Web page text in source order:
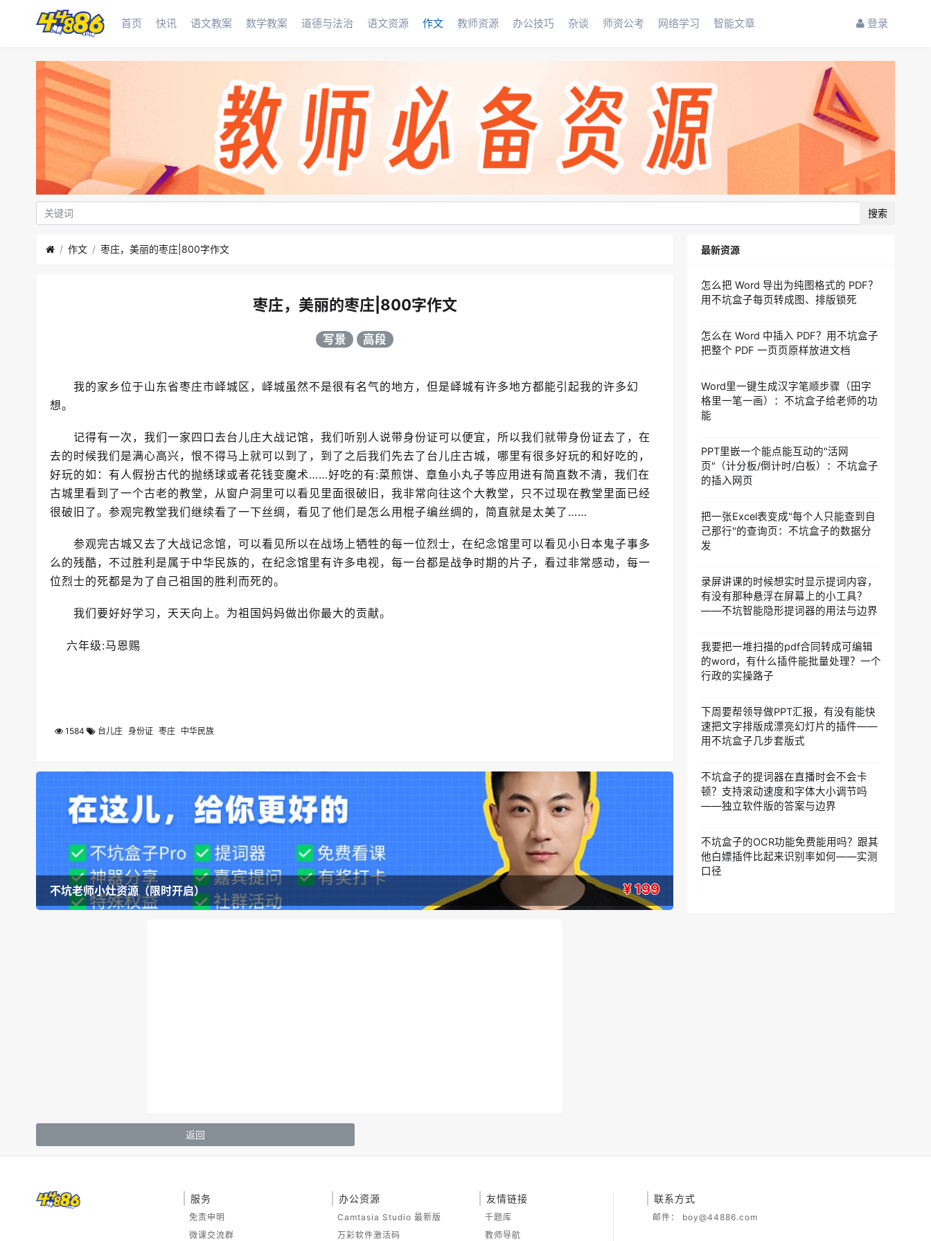
首页 快讯 语文教案 数学教案 道德与法治 语文资源 作文 教师资源 办公技巧 杂谈 师资公考 网络学习 智能文章 登录
搜索
作文 枣庄，美丽的枣庄|800字作文
枣庄，美丽的枣庄|800字作文
写景 高段
我的家乡位于山东省枣庄市峄城区，峄城虽然不是很有名气的地方，但是峄城有许多地方都能引起我的许多幻
想。
记得有一次，我们一家四口去台儿庄大战记馆，我们听别人说带身份证可以便宜，所以我们就带身份证去了，在
去的时候我们是满心高兴，恨不得马上就可以到了，到了之后我们先去了台儿庄古城，哪里有很多好玩的和好吃的，
好玩的如：有人假扮古代的抛绣球或者花钱变魔术……好吃的有:菜煎饼、章鱼小丸子等应用进有简直数不清，我们在
古城里看到了一个古老的教堂，从窗户洞里可以看见里面很破旧，我非常向往这个大教堂，只不过现在教堂里面已经
很破旧了。参观完教堂我们继续看了一下丝绸，看见了他们是怎么用棍子编丝绸的，简直就是太美了……
参观完古城又去了大战记念馆，可以看见所以在战场上牺牲的每一位烈士，在纪念馆里可以看见小日本鬼子事多
么的残酷，不过胜利是属于中华民族的，在纪念馆里有许多电视，每一台都是战争时期的片子，看过非常感动，每一
位烈士的死都是为了自己祖国的胜利而死的。
我们要好好学习，天天向上。为祖国妈妈做出你最大的贡献。
六年级:马恩赐
1584 台儿庄 身份证 枣庄 中华民族
不坑老师小灶资源（限时开启） ¥ 199
返回
最新资源
怎么把 Word 导出为纯图格式的 PDF？
用不坑盒子每页转成图、排版锁死
怎么在 Word 中插入 PDF？用不坑盒子
把整个 PDF 一页页原样放进文档
Word里一键生成汉字笔顺步骤（田字
格里一笔一画）：不坑盒子给老师的功
能
PPT里嵌一个能点能互动的"活网
页"（计分板/倒计时/白板）：不坑盒子
的插入网页
把一张Excel表变成"每个人只能查到自
己那行"的查询页：不坑盒子的数据分
发
录屏讲课的时候想实时显示提词内容，
有没有那种悬浮在屏幕上的小工具？
——不坑智能隐形提词器的用法与边界
我要把一堆扫描的pdf合同转成可编辑
的word，有什么插件能批量处理？一个
行政的实操路子
下周要帮领导做PPT汇报，有没有能快
速把文字排版成漂亮幻灯片的插件——
用不坑盒子几步套版式
不坑盒子的提词器在直播时会不会卡
顿？支持滚动速度和字体大小调节吗
——独立软件版的答案与边界
不坑盒子的OCR功能免费能用吗？跟其
他白嫖插件比起来识别率如何——实测
口径
服务
免责申明
微课交流群
办公资源
Camtasia Studio 最新版
万彩软件激活码
友情链接
千题库
教师导航
联系方式
邮件： boy@44886.com